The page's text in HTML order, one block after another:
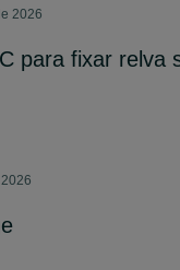
2026
para fixar relva